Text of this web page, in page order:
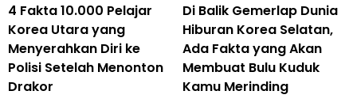
4 Fakta 10.000 Pelajar
Korea Utara yang
Menyerahkan Diri ke
Polisi Setelah Menonton
Drakor
Di Balik Gemerlap Dunia
Hiburan Korea Selatan,
Ada Fakta yang Akan
Membuat Bulu Kuduk
Kamu Merinding